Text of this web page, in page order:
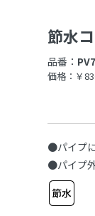
節水
品番：
価格：￥
●パイプ
●パイプ